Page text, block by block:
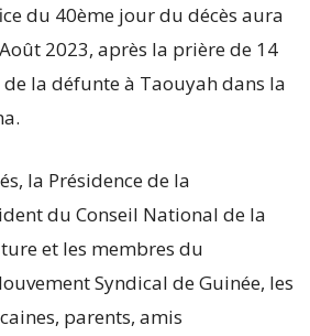
du 40ème jour du décès aura
2023, après la prière de 14
la défunte à Taouyah dans la
la Présidence de la
du Conseil National de la
et les membres du
Syndical de Guinée, les
parents, amis